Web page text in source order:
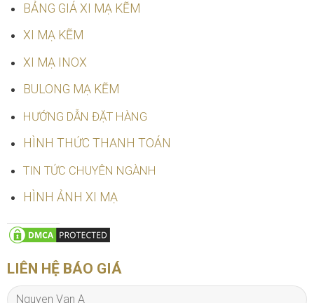
BẢNG GIÁ XI MẠ KẼM
XI MẠ KẼM
XI MẠ INOX
BULONG MẠ KẼM
HƯỚNG DẪN ĐẶT HÀNG
HÌNH THỨC THANH TOÁN
TIN TỨC CHUYÊN NGÀNH
HÌNH ẢNH XI MẠ
LIÊN HỆ BÁO GIÁ